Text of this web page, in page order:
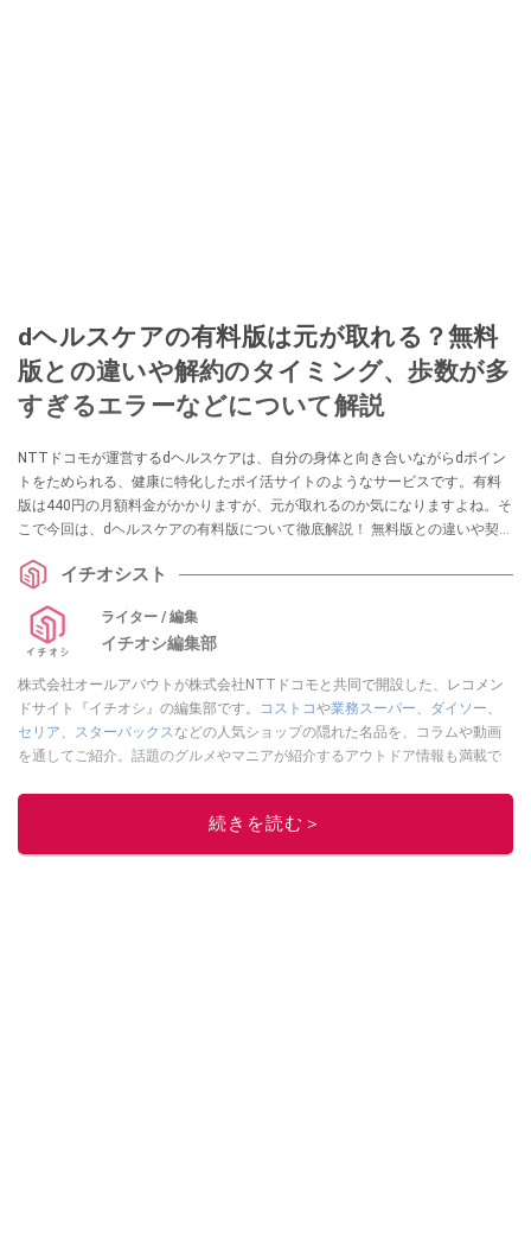
dヘルスケアの有料版は元が取れる？無料
版との違いや解約のタイミング、歩数が多
すぎるエラーなどについて解説
NTTドコモが運営するdヘルスケアは、自分の身体と向き合いながらdポイン
トをためられる、健康に特化したポイ活サイトのようなサービスです。有料
版は440円の月額料金がかかりますが、元が取れるのか気になりますよね。そ
こで今回は、dヘルスケアの有料版について徹底解説！ 無料版との違いや契約
上げした？」などの気になる疑問をまとめました。
イチオシスト
ライター / 編集
イチオシ編集部
株式会社オールアバウトが株式会社NTTドコモと共同で開設した、レコメン
ドサイト『イチオシ』の編集部です。
コストコや業務スーパー、 ダイソー、
セリア、 スターバックスなどの人気ショップの隠れた名品を、コラムや動画
を通してご紹介。話題のグルメやマニアが紹介するアウトドア情報も満載で
レビューしています。毎日トレンド情報をお届けしているので、ぜひ
してください！続きを読む＞